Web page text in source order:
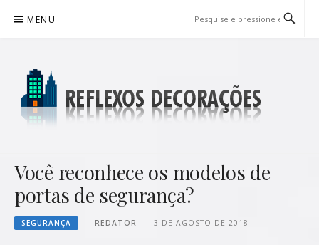
para
MENU
Você reconhece os modelos de
portas de segurança?
SEGURANÇA REDATOR 3 DE AGOSTO DE 2018